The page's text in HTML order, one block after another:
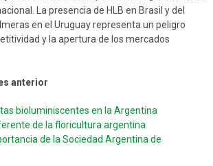
La presencia de HLB en Brasil y del
en el Uruguay representa un peligro
y la apertura de los mercados
anterior
bioluminiscentes en la Argentina
de la floricultura argentina
de la Sociedad Argentina de